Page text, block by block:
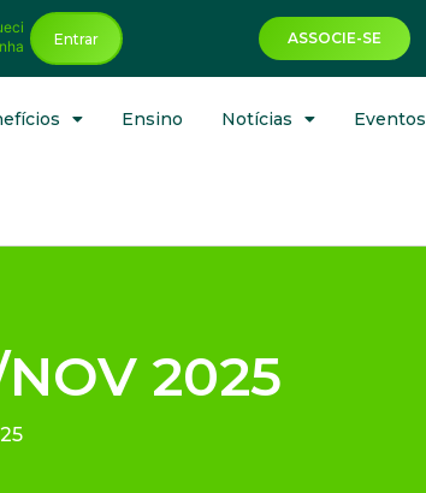
Entrar ASSOCIE-SE
Ensino Notícias Eventos
2025